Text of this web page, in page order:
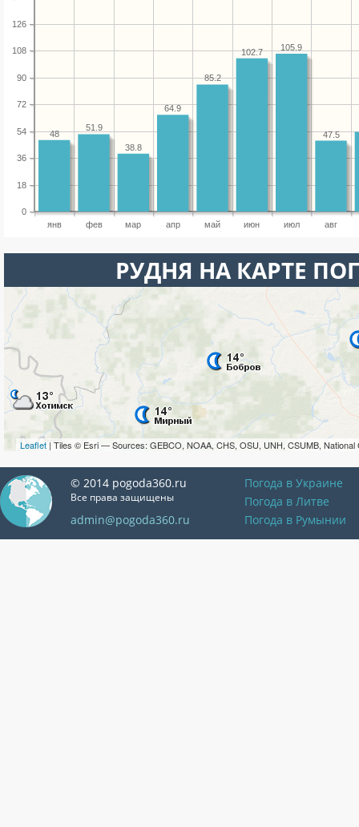
янв фев мар апр май июн июл авг
0
18
36
54
72
90
108
126
47.5
105.9
102.7
85.2
64.9
38.8
51.9
48
РУДНЯ НА КАРТЕ
Leaflet | Tiles © Esri — Sources: GEBCO, NOAA, CHS, OSU, UNH, CSUMB, National
© 2014 pogoda360.ru
Все права защищены
admin@pogoda360.ru
Погода в Украине
Погода в Литве
Погода в Румынии